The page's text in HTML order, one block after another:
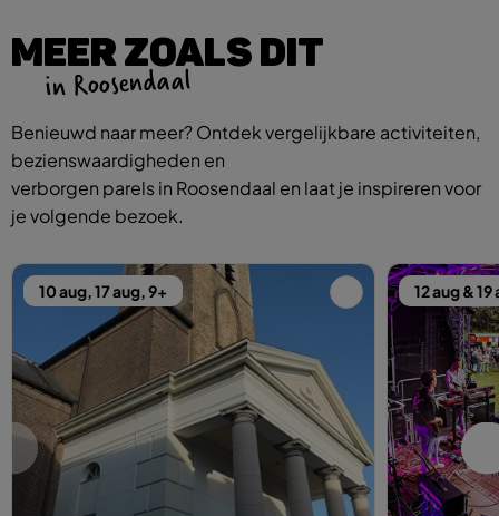
MEER ZOALS DIT
in Roosendaal
Benieuwd naar meer? Ontdek vergelijkbare activiteiten,
bezienswaardigheden en
verborgen parels in Roosendaal en laat je inspireren voor
je volgende bezoek.
10 aug, 17 aug, 9+ 12 aug & 19